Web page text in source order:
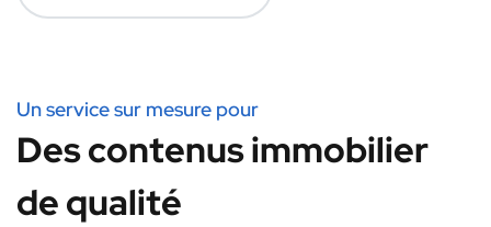
Un service sur mesure pour
Des contenus immobilier
de qualité